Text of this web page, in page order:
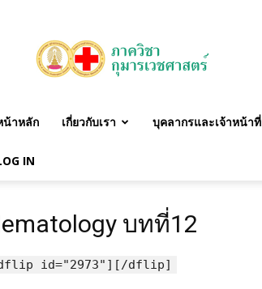
วิชา
กุมาร
เวชศาสตร์
น้าหลัก เกี่ยวกับเรา บุคลากรและเจ้าหน้าที่
IN
บทที่12
id="2973"][/dflip]